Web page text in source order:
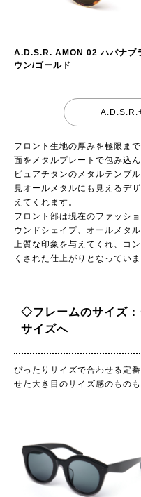
A.D.S.R. AMON 02 ハバナブ
ウン/ゴールド
A.D.S.R.
フロント生地の厚みを極限ま
面をメタルプレートで包み込ん
ピュアチタンのメタルテンプ
見オールメタルにも見えるデ
えてくれます。
フロント部は現在のファッシ
ウンドシェイプ、オールメタ
上質な印象を与えてくれ、コ
くされた仕上がりとなっていま
◇フレームのサイズ
サイズへ
ぴったりサイズで合わせる定
せた大き目のサイズ感のものも